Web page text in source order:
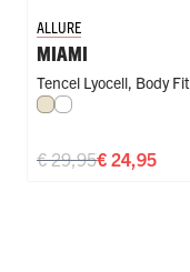
ALLURE
MIAMI
Tencel Lyocell, Body Fit
Ivoor
Wit
€ 24,95
€ 29,95